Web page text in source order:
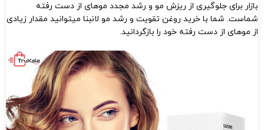
بازار برای جلوگیری از ریزش مو و رشد مجدد موهای از دست رفته
شماست. شما با خرید روغن تقویت و رشد مو لانبنا میتوانید مقدار زیادی
از موهای از دست رفته خود را بازگردانید.